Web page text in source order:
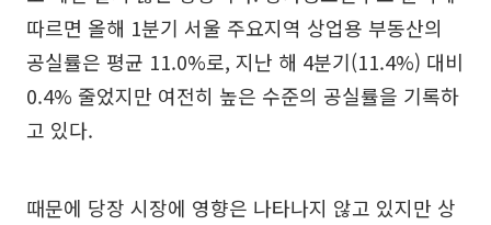
따르면 올해 1분기 서울 주요지역 상업용 부동산의
공실률은 평균 11.0%로, 지난 해 4분기(11.4%) 대비
0.4% 줄었지만 여전히 높은 수준의 공실률을 기록하
고 있다.
때문에 당장 시장에 영향은 나타나지 않고 있지만 상